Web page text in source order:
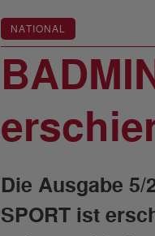
NATIONAL
Die Ausgabe 5/
SPORT ist